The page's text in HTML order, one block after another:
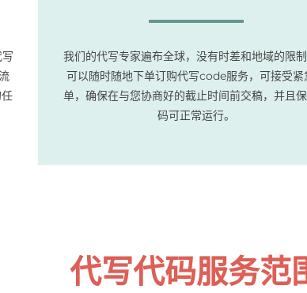
我们的代写专家遍布全球，没有时差和地域的限
可以随时随地下单订购代写code服务，可接受紧
单，确保在与您协商好的截止时间前交稿，并且
码可正常运行。
代写代码服务范